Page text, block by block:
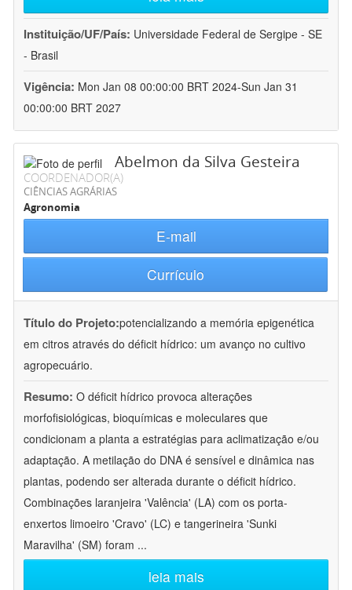
Instituição/UF/País: Universidade Federal de Sergipe - SE
- Brasil
Vigência: Mon Jan 08 00:00:00 BRT 2024-Sun Jan 31
00:00:00 BRT 2027
Abelmon da Silva Gesteira
COORDENADOR(A)
CIÊNCIAS AGRÁRIAS
Agronomia
E-mail
Currículo
Título do Projeto:potencializando a memória epigenética
em citros através do déficit hídrico: um avanço no cultivo
agropecuário.
Resumo: O déficit hídrico provoca alterações
morfofisiológicas, bioquímicas e moleculares que
condicionam a planta a estratégias para aclimatização e/ou
adaptação. A metilação do DNA é sensível e dinâmica nas
plantas, podendo ser alterada durante o déficit hídrico.
Combinações laranjeira 'Valência' (LA) com os porta-
enxertos limoeiro 'Cravo' (LC) e tangerineira 'Sunki
Maravilha' (SM) foram ...
leia mais